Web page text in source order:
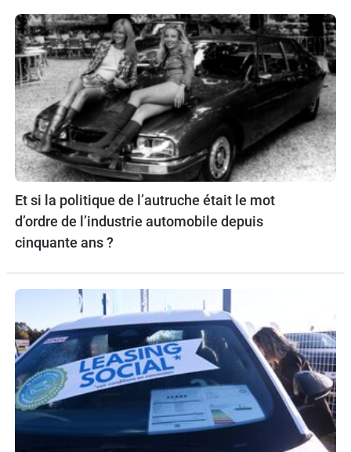
Et si la politique de l’autruche était le mot
d’ordre de l’industrie automobile depuis
cinquante ans ?